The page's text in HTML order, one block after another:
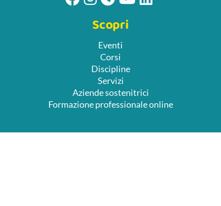
Scopri
Eventi
Corsi
Discipline
Servizi
Aziende sostenitrici
Formazione professionale online